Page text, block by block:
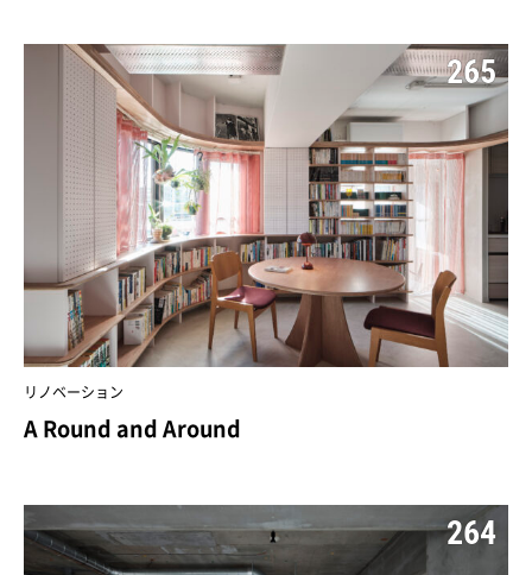
265
リノベーション
A Round and Around
264